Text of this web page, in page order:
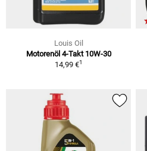
Louis Oil
Motorenöl 4-Takt 10W-30
14,99 €1